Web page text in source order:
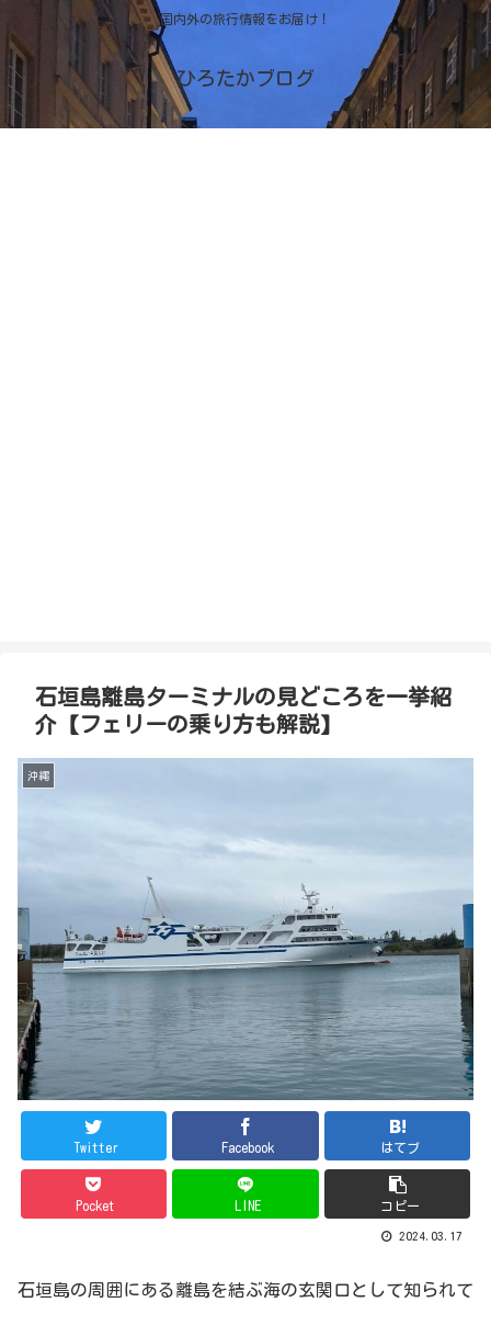
国内外の旅行情報をお届け！
ひろたかブログ
石垣島離島ターミナルの見どころを一挙紹
介【フェリーの乗り方も解説】
沖縄
Twitter Facebook はてブ
Pocket LINE コピー
2024.03.17
石垣島の周囲にある離島を結ぶ海の玄関口として知られて